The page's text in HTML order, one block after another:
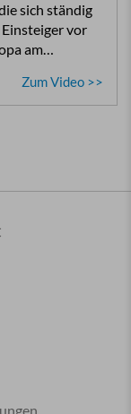
sich ständig
vor
am…
Zum Video >>